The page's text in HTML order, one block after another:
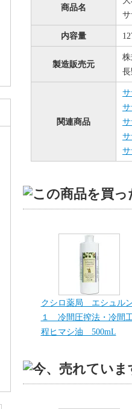
商品名
内容量
製造販売元
関連商品
クシロ薬局 エシュル
１ 冷間圧搾法・冷間
程ヒマシ油 500mL